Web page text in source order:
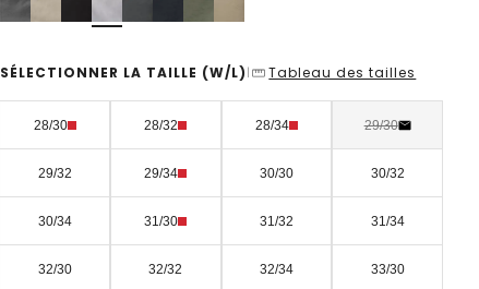
SÉLECTIONNER LA TAILLE (W/L) | Tableau des tailles
28/30 28/32 28/34 29/30
29/32 29/34 30/30 30/32
30/34 31/30 31/32 31/34
32/30 32/32 32/34 33/30